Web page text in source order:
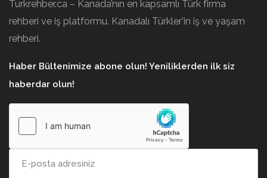
Turkrehber.ca – Kanada’nın en kapsamlı Türk firma
rehberi ve iş platformu. Kanadalı Türkler’in iş ve yaşam
rehberi.
Haber Bültenimize abone olun! Yeniliklerden ilk siz
haberdar olun!